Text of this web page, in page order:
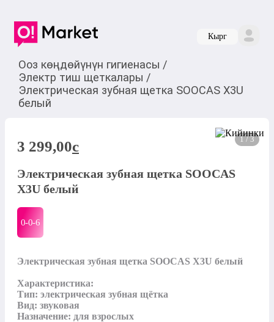
Кырг
Ооз көңдөйүнүн гигиенасы /
Электр тиш щеткалары /
Электрическая зубная щетка SOOCAS X3U
белый
1 / 3
3 299,00c
Электрическая зубная щетка SOOCAS
X3U белый
0-0-6
Электрическая зубная щетка SOOCAS X3U белый
Характеристика:
Тип: электрическая зубная щётка
Вид: звуковая
Назначение: для взрослых